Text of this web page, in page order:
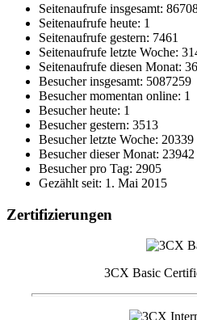
Seitenaufrufe insgesamt:
Seitenaufrufe heute: 1
Seitenaufrufe gestern: 7461
Seitenaufrufe letzte Woche:
Seitenaufrufe diesen Monat:
Besucher insgesamt: 5087259
Besucher momentan online: 1
Besucher heute: 1
Besucher gestern: 3513
Besucher letzte Woche: 20339
Besucher dieser Monat: 23942
Besucher pro Tag: 2905
Gezählt seit: 1. Mai 2015
Zertifizierungen
3CX Basic